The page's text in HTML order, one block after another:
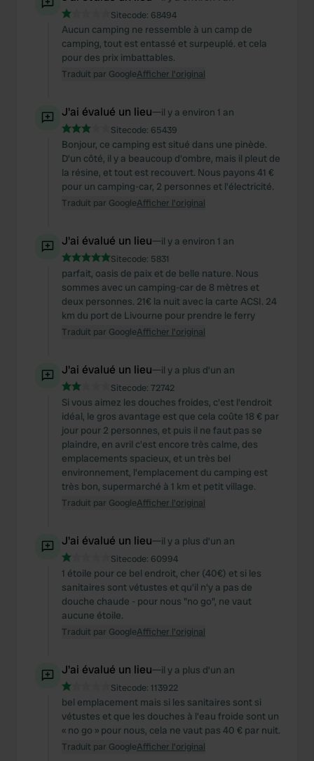
We also share information about your use of our site with
our social media, advertising and analytics partners who
may combine it with other information that you’ve
provided to them or that they’ve collected from your use
of their services.
Sitecode: 68494
Aucun camping ne ressemble à un camp de
camping, tout est entassé et surpeuplé. et cela
pour des prix imbattables.
Traduit par GoogleAfficher l'original
J'ai évalué un lieu—il y a environ 1 an
Sitecode: 65439
Bonjour, ce camping est situé dans une pinède.
D'un côté, il y a beaucoup d'ombre, mais il pleut de
la résine, et tout est recouvert. Nous payons 41 €
pour un camping-car, 2 personnes et l'électricité.
Traduit par GoogleAfficher l'original
J'ai évalué un lieu—il y a environ 1 an
Sitecode: 5831
parfait, oasis de paix et de belle nature. Nous
sommes avec un camping-car de 8 mètres et
deux personnes. 21€ la nuit avec la carte ACSI. 24
km du port de Livourne pour prendre le ferry
Traduit par GoogleAfficher l'original
J'ai évalué un lieu—il y a plus d’un an
Sitecode: 72742
Si vous aimez les douches froides, c'est l'endroit
idéal, le gros avantage est que cela coûte 18 € par
jour pour 2 personnes, et puis il ne faut pas se
plaindre, en avril c'est encore très calme, des
emplacements spacieux, et un très bel
environnement, l'emplacement du camping est
très bon, supermarché à 1 km et petit village.
Traduit par GoogleAfficher l'original
J'ai évalué un lieu—il y a plus d’un an
Sitecode: 60994
1 étoile pour ce bel endroit, cher (40€) et si les
sanitaires sont vétustes et qu'il n'y a pas de
douche chaude - pour nous "no go", ne vaut
aucune étoile.
Traduit par GoogleAfficher l'original
J'ai évalué un lieu—il y a plus d’un an
Sitecode: 113922
bel emplacement mais si les sanitaires sont si
vétustes et que les douches à l'eau froide sont un
« no go » pour nous, cela ne vaut pas 40 € par nuit.
Traduit par GoogleAfficher l'original